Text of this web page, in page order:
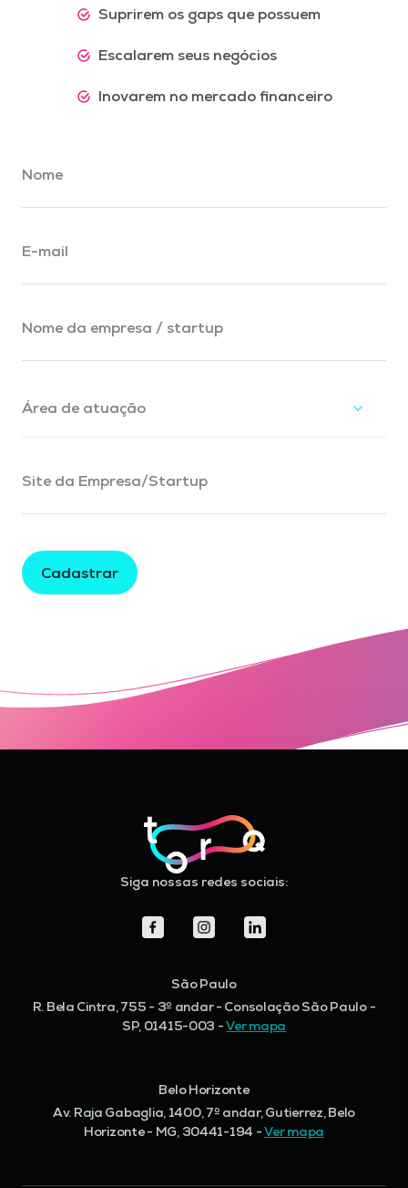
Suprirem os gaps que possuem
Escalarem seus negócios
Inovarem no mercado financeiro
Nome
E-mail
Nome da empresa / startup
Site da Empresa/Startup
Siga nossas redes sociais:
São Paulo
R. Bela Cintra, 755 - 3º andar - ConsolaçãoSão Paulo -
SP, 01415-003 -Ver mapa
Belo Horizonte
Av. Raja Gabaglia, 1400, 7º andar, Gutierrez,Belo
Horizonte - MG, 30441-194 -Ver mapa